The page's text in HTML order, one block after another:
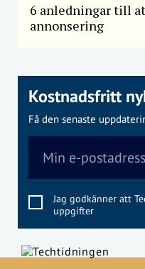
6 anledningar till
annonsering
Kostnadsfritt
Få den senaste
Jag godkänner att
uppgifter